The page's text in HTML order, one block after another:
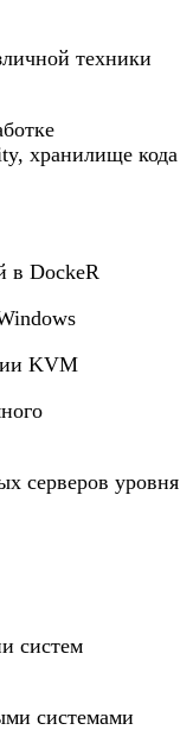
техники
хранилище кода
в DockeR
KVM
серверов уровня
систем
системами